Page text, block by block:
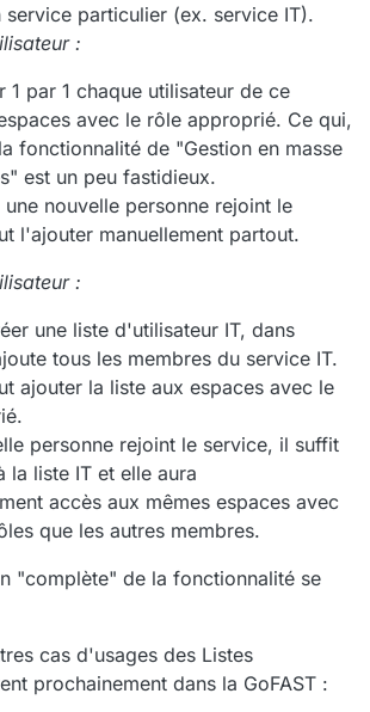
service particulier (ex. service IT).
:
1 par 1 chaque utilisateur de ce
avec le rôle approprié. Ce qui,
fonctionnalité de "Gestion en masse
est un peu fastidieux.
une nouvelle personne rejoint le
l'ajouter manuellement partout.
:
une liste d'utilisateur IT, dans
tous les membres du service IT.
ajouter la liste aux espaces avec le
personne rejoint le service, il suffit
la liste IT et elle aura
accès aux mêmes espaces avec
que les autres membres.
"complète" de la fonctionnalité se
cas d'usages des Listes
prochainement dans la GoFAST :